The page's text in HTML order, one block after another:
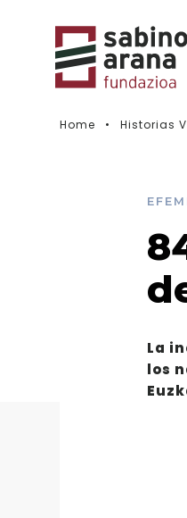
Histórico de
Home Historias
La
los